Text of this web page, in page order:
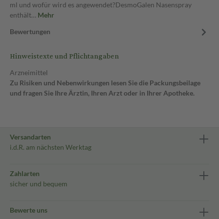
ml und wofür wird es angewendet?DesmoGalen Nasenspray
enthält… Mehr
Bewertungen
Hinweistexte und Pflichtangaben
Arzneimittel
Zu Risiken und Nebenwirkungen lesen Sie die Packungsbeilage
und fragen Sie Ihre Ärztin, Ihren Arzt oder in Ihrer Apotheke.
Versandarten
i.d.R. am nächsten Werktag
Zahlarten
sicher und bequem
Bewerte uns